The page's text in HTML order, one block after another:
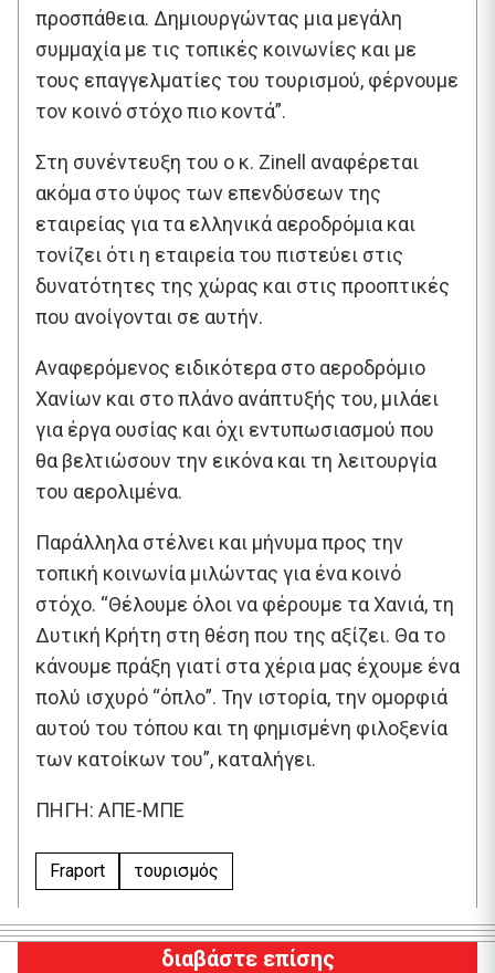
προσπάθεια. Δημιουργώντας μια μεγάλη
συμμαχία με τις τοπικές κοινωνίες και με
τους επαγγελματίες του τουρισμού, φέρνουμε
τον κοινό στόχο πιο κοντά”.
Στη συνέντευξη του ο κ. Zinell αναφέρεται
ακόμα στο ύψος των επενδύσεων της
εταιρείας για τα ελληνικά αεροδρόμια και
τονίζει ότι η εταιρεία του πιστεύει στις
δυνατότητες της χώρας και στις προοπτικές
που ανοίγονται σε αυτήν.
Αναφερόμενος ειδικότερα στο αεροδρόμιο
Χανίων και στο πλάνο ανάπτυξής του, μιλάει
για έργα ουσίας και όχι εντυπωσιασμού που
θα βελτιώσουν την εικόνα και τη λειτουργία
του αερολιμένα.
Παράλληλα στέλνει και μήνυμα προς την
τοπική κοινωνία μιλώντας για ένα κοινό
στόχο. “Θέλουμε όλοι να φέρουμε τα Χανιά, τη
Δυτική Κρήτη στη θέση που της αξίζει. Θα το
κάνουμε πράξη γιατί στα χέρια μας έχουμε ένα
πολύ ισχυρό “όπλο”. Την ιστορία, την ομορφιά
αυτού του τόπου και τη φημισμένη φιλοξενία
των κατοίκων του”, καταλήγει.
ΠΗΓΗ: ΑΠΕ-ΜΠΕ
Fraport τουρισμός
διαβάστε επίσης